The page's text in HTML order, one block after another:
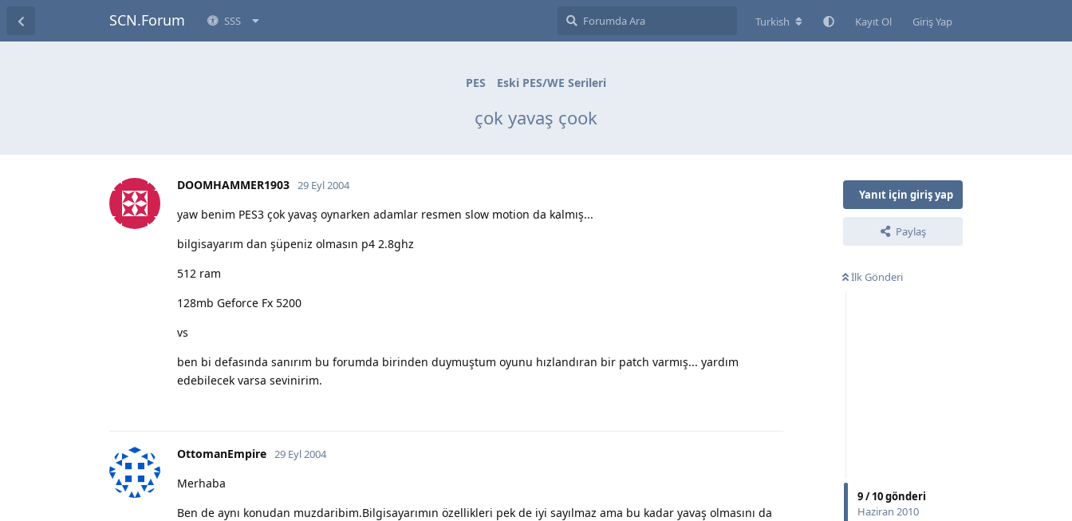
SCN.Forum SSS Turkish Kayıt Ol Giriş Yap
PES Eski PES/WE Serileri
çok yavaş çook
Yanıt için giriş yap
Paylaş
İlk Gönderi
9/10gönderi
Haziran 2010
DOOMHAMMER1903 29 Eyl 2004
yaw benim PES3 çok yavaş oynarken adamlar resmen slow motion da kalmış...
bilgisayarım dan şüpeniz olmasın p4 2.8ghz
512 ram
128mb Geforce Fx 5200
vs
ben bi defasında sanırım bu forumda birinden duymuştum oyunu hızlandıran bir patch varmış... yardım
edebilecek varsa sevinirim.
OttomanEmpire 29 Eyl 2004
Merhaba
Ben de aynı konudan muzdaribim.Bilgisayarımın özellikleri pek de iyi sayılmaz ama bu kadar yavaş olmasını da